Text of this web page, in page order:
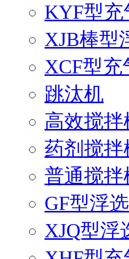
KYF型充
XJB棒型
XCF型
跳汰机
高效搅拌
药剂搅拌
普通搅拌
GF型浮
XJQ型浮